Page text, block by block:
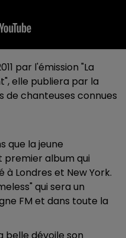
par l'émission "La
elle publiera par la
de chanteuses connues
que la jeune
premier album qui
à Londres et New York.
qui sera un
FM et dans toute la